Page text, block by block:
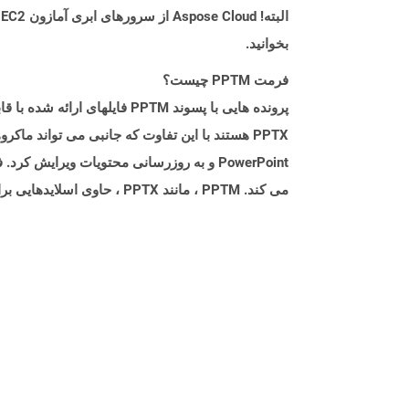
بخوانید.
فرمت PPTM چیست؟
می کند. PPTM ، مانند PPTX ، حاوی اسلایدهایی برای عناصر ارائه مختلف مانند متن ، تصاویر ، فیلم ها ، نمودارها و سایر مطالب مرتبط است.